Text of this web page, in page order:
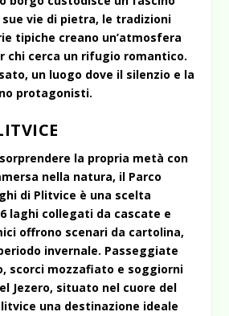
vie di pietra, le tradizioni
tipiche creano un’atmosfera
chi cerca un rifugio romantico.
un luogo dove il silenzio e la
protagonisti.
la propria metà con
nella natura, il Parco
di Plitvice è una scelta
laghi collegati da cascate e
offrono scenari da cartolina,
invernale. Passeggiate
scorci mozzafiato e soggiorni
Jezero, situato nel cuore del
una destinazione ideale